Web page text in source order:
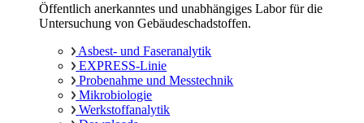
Öffentlich anerkanntes und unabhängiges Labor für die
Untersuchung von Gebäudeschadstoffen.
Asbest- und Faseranalytik
EXPRESS-Linie
Probenahme und Messtechnik
Mikrobiologie
Werkstoffanalytik